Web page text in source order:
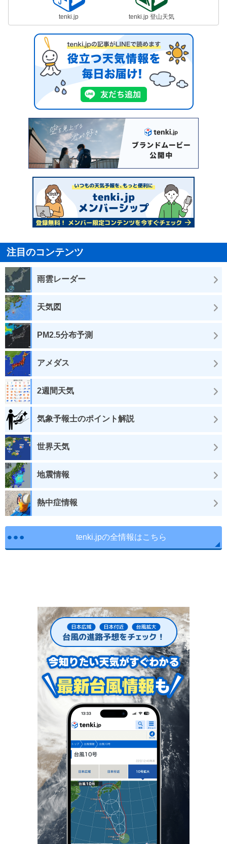
tenki.jp tenki.jp 登山天気
注目のコンテンツ
雨雲レーダー
天気図
PM2.5分布予測
アメダス
2週間天気
気象予報士のポイント解説
世界天気
地震情報
熱中症情報
tenki.jpの全情報はこちら